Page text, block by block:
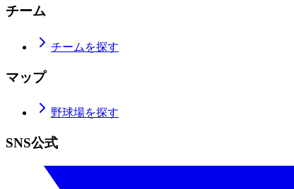
チーム
チームを探す
マップ
野球場を探す
SNS公式